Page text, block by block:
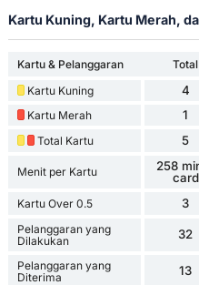
Kartu Kuning, Kartu Merah,
Kartu & Pelanggaran Total
Kartu Kuning
4
Kartu Merah 1
Total Kartu 5
Menit per Kartu
258
card
Kartu Over 0.5 3
Pelanggaran yang
Dilakukan
32
Pelanggaran yang
Diterima
13